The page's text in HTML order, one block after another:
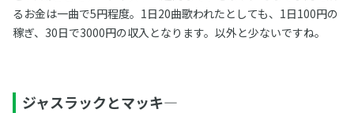
るお金は一曲で5円程度。1日20曲歌われたとしても、1日100円の
稼ぎ、30日で3000円の収入となります。以外と少ないですね。
ジャスラックとマッキ―